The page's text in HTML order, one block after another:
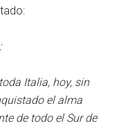
Italia, hoy, sin
el alma
de todo el Sur de